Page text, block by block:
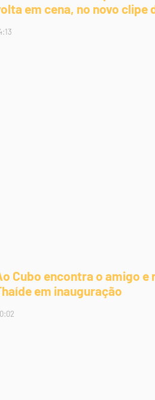
em cena, no novo clipe
Cubo encontra o amigo e
em inauguração